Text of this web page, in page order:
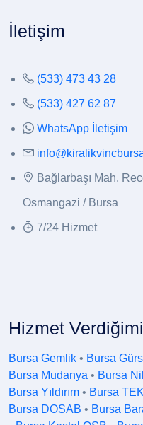
İletişim
(533) 473 43 28
(533) 427 62 87
WhatsApp İletişim
Bağlarbaşı Mah.
Osmangazi / Bursa
7/24 Hizmet
Hizmet
Bursa Gemlik • Bursa
Bursa Mudanya • Bursa
Bursa Yıldırım • Bursa
Bursa DOSAB • Bursa